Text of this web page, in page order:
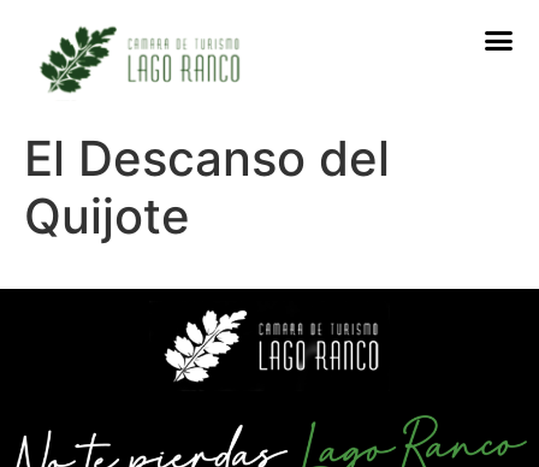
El Descanso del
Quijote